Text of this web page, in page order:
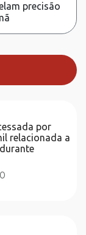
precisão
por
relacionada a